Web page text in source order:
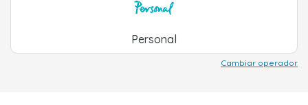
Personal
Cambiar operador